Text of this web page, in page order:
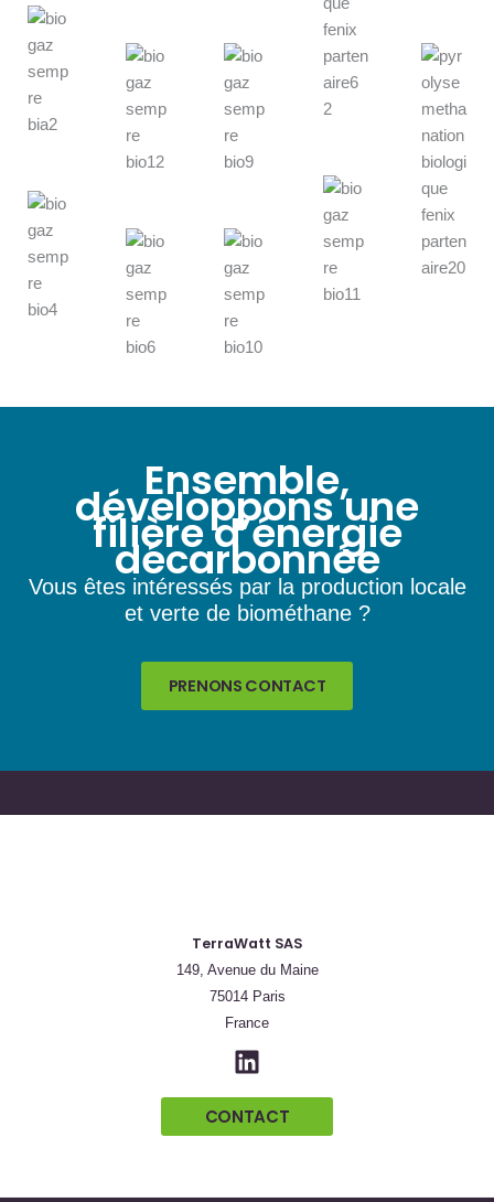
Ensemble,
développons une
filière d’énergie
décarbonnée
Vous êtes intéressés par la production locale
et verte de biométhane ?
PRENONS CONTACT
TerraWatt SAS
149, Avenue du Maine
75014 Paris
France
CONTACT